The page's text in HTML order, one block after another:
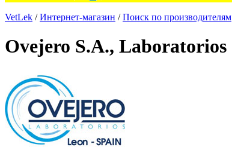
VetLek /Интернет-магазин /Поиск по производителям
Ovejero S.A., Laboratorios